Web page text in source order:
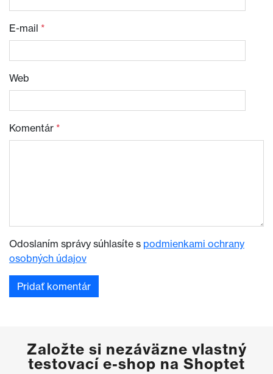
E-mail *
Web
Komentár *
Odoslaním správy súhlasíte s podmienkami ochrany
osobných údajov
Založte si nezáväzne vlastný
testovací e-shop na Shoptet